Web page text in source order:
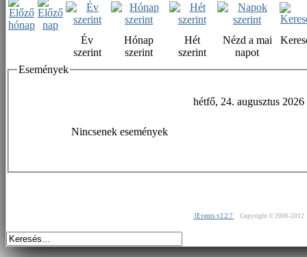
Év
szerint
Hónap
szerint
Hét
szerint
Nézd a mai
napot
Események
hétfő, 24. augusztus 2026
Nincsenek események
JEvents v2.2.7 Copyright © 2006-2012